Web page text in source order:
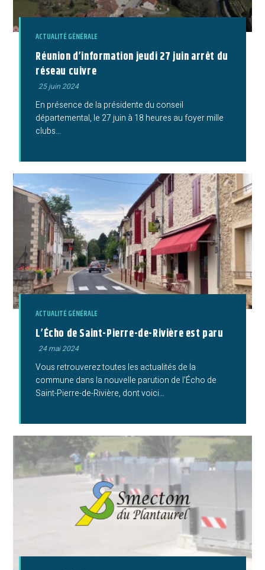
ACTUALITÉ GÉNÉRALE
Réunion d’information jeudi 27 juin arrêt du
réseau cuivre
Publication
25 juin 2024
En présence de la présidente du conseil
départemental, le 27 juin à 18 heures au foyer mille
clubs…
ACTUALITÉ GÉNÉRALE
L’Écho de Saint-Pierre-de-Rivière est paru
Publication
24 mai 2024
Vous retrouverez toutes les actualités de la
commune dans la nouvelle parution de l'Écho de
Saint-Pierre-de-Rivière, dont voici…